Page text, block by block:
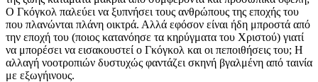
Ο Γκόγκολ παλεύει να ξυπνήσει τους ανθρώπους της εποχής του
που πλανώνται πλάνη οικτρά. Αλλά εφόσον είναι ήδη μπροστά από
την εποχή του (ποιος κατανόησε τα κηρύγματα του Χριστού) γιατί
να μπορέσει να εισακουστεί ο Γκόγκολ και οι πεποιθήσεις του; Η
αλλαγή νοοτροπιών δυστυχώς φαντάζει σκηνή βγαλμένη από ταινία
με εξωγήινους.